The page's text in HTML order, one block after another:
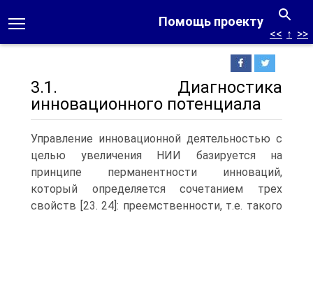
Помощь проекту
<< ↑ >>
3.1. Диагностика
инновационного потенциала
Управление инновационной деятельностью с
целью увеличения НИИ базируется на
принципе перманентности инноваций,
который определяется сочетанием трех
свойств [23. 24]: преемственности, т.е. такого